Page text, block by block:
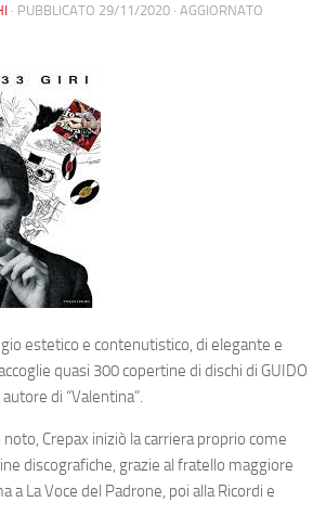
· PUBBLICATO 29/11/2020 · AGGIORNATO
estetico e contenutistico, di elegante e
quasi 300 copertine di dischi di GUIDO
di “Valentina”.
Crepax iniziò la carriera proprio come
discografiche, grazie al fratello maggiore
a La Voce del Padrone, poi alla Ricordi e